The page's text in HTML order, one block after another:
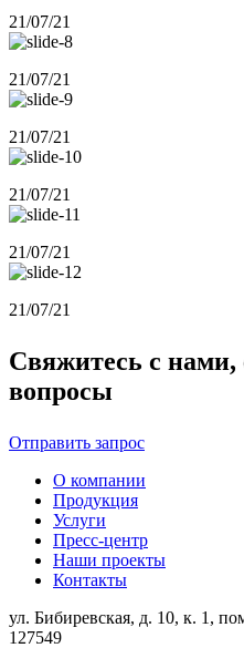
21/07/21
21/07/21
21/07/21
21/07/21
21/07/21
21/07/21
Свяжитесь с нами,
вопросы
Отправить запрос
О компании
Продукция
Услуги
Пресс-центр
Наши проекты
Контакты
ул. Бибиревская, д. 10, к. 1,
127549